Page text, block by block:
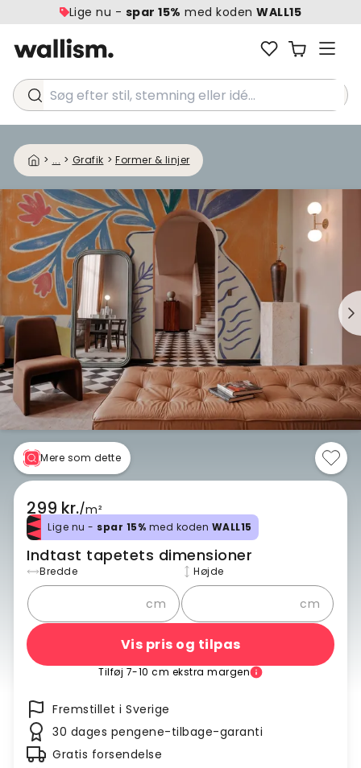
Lige nu - spar 15% med kodenWALL15
Søg efter stil, stemning eller idé...
> ... > Grafik > Former & linjer
Mere som dette
299 kr./m²
Lige nu - spar 15% med koden WALL15
Indtast tapetets dimensioner
Bredde
cm
Højde
cm
Vis pris og tilpas
Tilføj 7-10 cm ekstra margen
Fremstillet i Sverige
30 dages pengene-tilbage-garanti
Gratis forsendelse